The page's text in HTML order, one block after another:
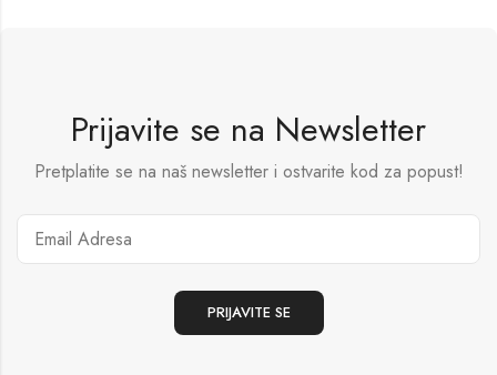
Prijavite se na Newsletter
Pretplatite se na naš newsletter i ostvarite kod za popust!